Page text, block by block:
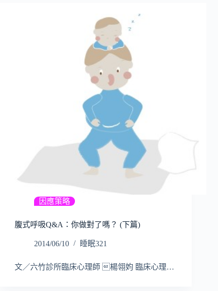
因應策略
腹式呼吸Q&A：你做對了嗎？ (下篇)
2014/06/10 睡眠321
文／六竹診所臨床心理師 楊翎㚬 臨床心理…